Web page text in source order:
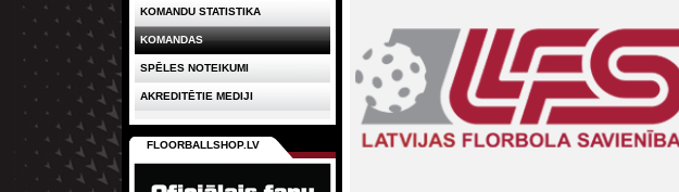
KOMANDU STATISTIKA
KOMANDAS
SPĒLES NOTEIKUMI
AKREDITĒTIE MEDIJI
FLOORBALLSHOP.LV